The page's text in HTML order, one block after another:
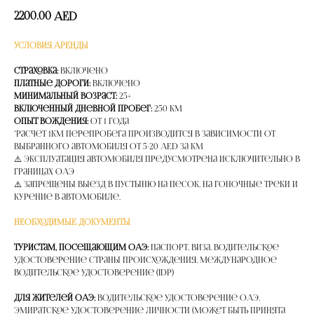
2200.00 AED
УСЛОВИЯ АРЕНДЫ
Страховка: Включено
Платные дороги: Включено
Минимальный возраст: 25+
Включенный дневной пробег: 250 км
Опыт вождения: от 1 года
*расчет 1км перепробега производится в зависимости от
выбранного автомобиля от 5-20 AED за км
⚠️ Эксплуатация автомобиля предусмотрена исключительно в
границах ОАЭ
⚠️ Запрещены выезд в пустыню на песок, на гоночные треки и
курение в автомобиле.
НЕОБХОДИМЫЕ ДОКУМЕНТЫ
Туристам, посещающим ОАЭ: Паспорт, Виза, Водительское
удостоверение страны происхождения, Международное
водительское удостоверение (IDP)
Для жителей ОАЭ: Водительское удостоверение ОАЭ,
Эмиратское удостоверение личности (может быть принята